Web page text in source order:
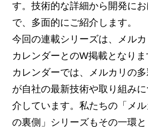
す。技術的な詳細から開発に
で、多面的にご紹介します。
今回の連載シリーズは、メル
カレンダーとのW掲載となり
カレンダーでは、メルカリの
が自社の最新技術や取り組み
介しています。私たちの「メ
の裏側」シリーズもその一環